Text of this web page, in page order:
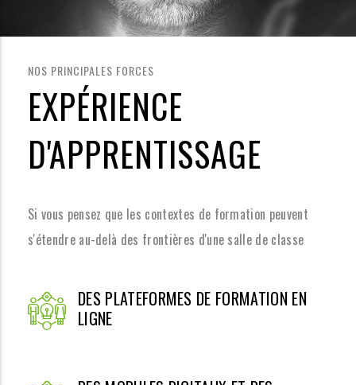
NOS PRINCIPALES FORCES
EXPÉRIENCE
D'APPRENTISSAGE
Si vous pensez que les contextes de formation peuvent
s'étendre au-delà des frontières d'une salle de classe
DES PLATEFORMES DE FORMATION EN
LIGNE